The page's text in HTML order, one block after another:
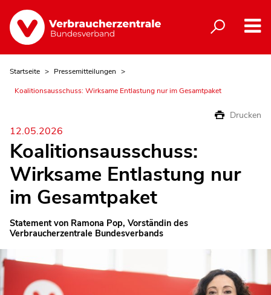
Startseite
Pressemitteilungen
Koalitionsausschuss: Wirksame Entlastung nur im Gesamtpaket
Drucken
12.05.2026
Koalitionsausschuss:
Wirksame Entlastung nur
im Gesamtpaket
Statement von Ramona Pop, Vorständin des
Verbraucherzentrale Bundesverbands